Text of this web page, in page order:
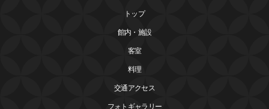
トップ
館内・施設
客室
料理
交通アクセス
フォトギャラリー